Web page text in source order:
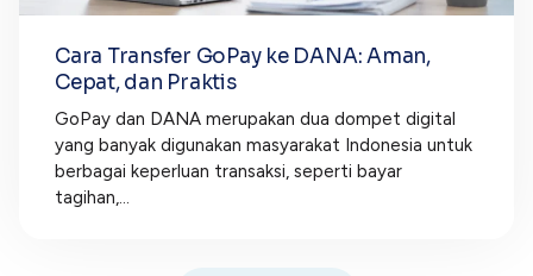
Cara Transfer GoPay ke DANA: Aman,
Cepat, dan Praktis
GoPay dan DANA merupakan dua dompet digital
yang banyak digunakan masyarakat Indonesia untuk
berbagai keperluan transaksi, seperti bayar
tagihan,...